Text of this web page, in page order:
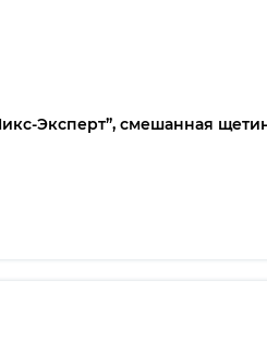
Эксперт”, смешанная